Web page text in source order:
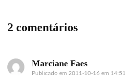
2 comentários
Marciane Faes
Publicado em 2011-10-16 em 14:51